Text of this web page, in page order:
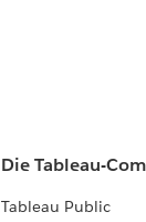
Die Tableau-
Tableau Public